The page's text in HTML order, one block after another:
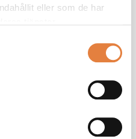
eller som de har
på tre till fem års sikt – och
åtta till tio års sikt. Men det